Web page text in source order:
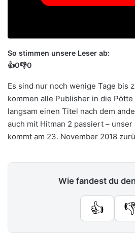
So stimmen unsere Leser ab:
👍0👎0
Es sind nur noch wenige Tage bis
kommen alle Publisher in die
langsam einen Titel nach dem
auch mit Hitman 2 passiert –
kommt am 23. November 2018
Wie fandest du
👍